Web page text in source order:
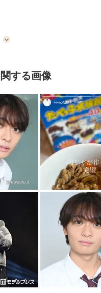
する画像